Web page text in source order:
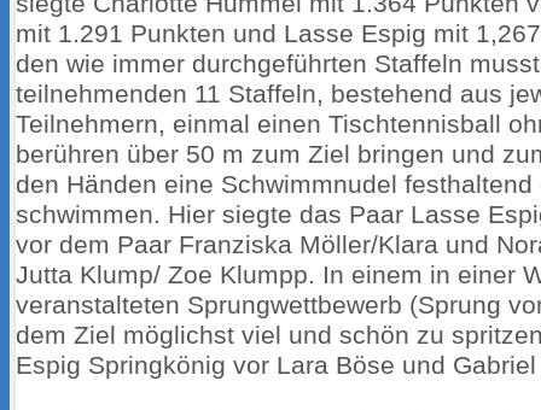
mit 1.291 Punkten und Lasse Espig mit
den wie immer durchgeführten Staffeln
teilnehmenden 11 Staffeln, bestehend aus
Teilnehmern, einmal einen Tischtennisball
berühren über 50 m zum Ziel bringen und
den Händen eine Schwimmnudel
schwimmen. Hier siegte das Paar Lasse
vor dem Paar Franziska Möller/Klara und
Jutta Klump/ Zoe Klumpp. In einem in einer
veranstalteten Sprungwettbewerb (Sprung
dem Ziel möglichst viel und schön zu
Espig Springkönig vor Lara Böse und